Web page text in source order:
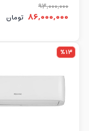
93,000,000
86,000,000 تومان
%13